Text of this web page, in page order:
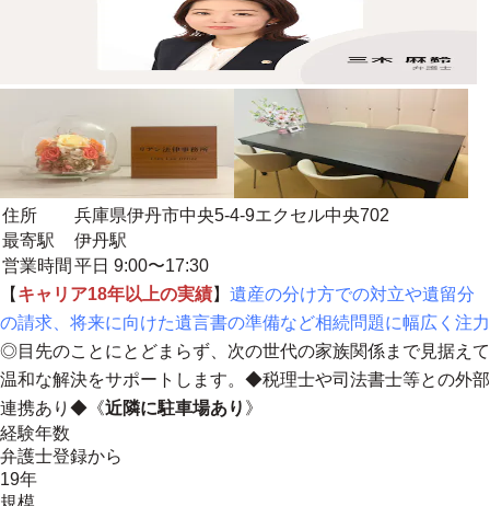
住所
兵庫県伊丹市中央5-4-9エクセル中央702
最寄駅
伊丹駅
営業時間 平日 9:00〜17:30
【 キャリア18年以上の実績】 遺産の分け方での対立や遺留分
の請求、将来に向けた遺言書の準備など相続問題に幅広く注力
◎目先のことにとどまらず、次の世代の家族関係まで見据えて
温和な解決をサポートします。◆税理士や司法書士等との外部
連携あり ◆《近隣に駐車場あり 》
経験年数
弁護士登録から
19年
規模